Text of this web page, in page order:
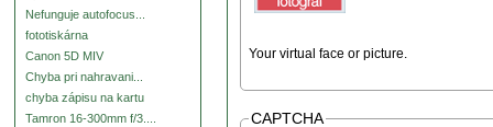
Nefunguje autofocus...
fototiskárna
Canon 5D MIV
Chyba pri nahravani...
chyba zápisu na kartu
Tamron 16-300mm f/3....
Your virtual face or picture.
CAPTCHA